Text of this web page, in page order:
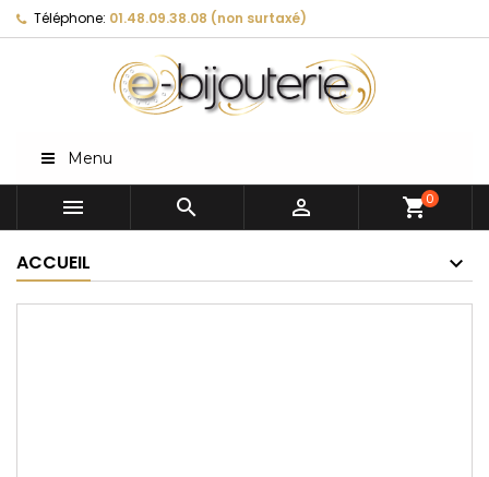
Téléphone: 01.48.09.38.08 (non surtaxé)
Menu
   shopping_cart0
ACCUEIL